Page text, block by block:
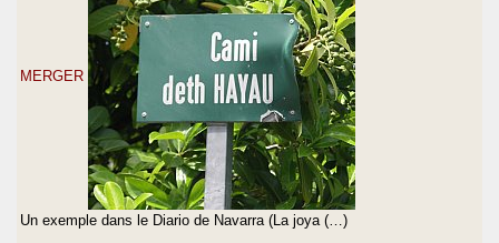
MERGER
Un exemple dans le Diario de Navarra (La joya (…)